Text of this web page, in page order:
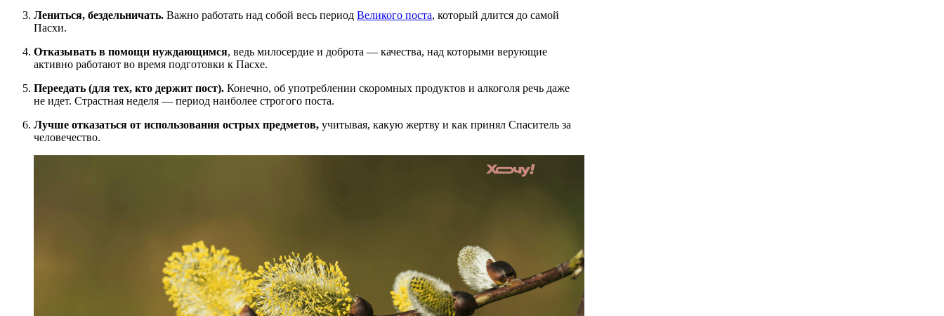
Лениться, бездельничать. Важно работать над собой весь период Великого поста, который длится до самой
Пасхи.
Отказывать в помощи нуждающимся, ведь милосердие и доброта — качества, над которыми верующие
активно работают во время подготовки к Пасхе.
Переедать (для тех, кто держит пост). Конечно, об употреблении скоромных продуктов и алкоголя речь даже
не идет. Страстная неделя — период наиболее строгого поста.
Лучше отказаться от использования острых предметов, учитывая, какую жертву и как принял Спаситель за
человечество.